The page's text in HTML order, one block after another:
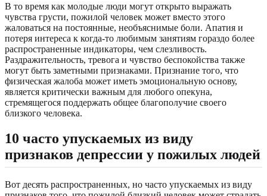
В то время как молодые люди могут открыто выражать
чувства грусти, пожилой человек может вместо этого
жаловаться на постоянные, необъяснимые боли. Апатия и
потеря интереса к когда-то любимым занятиям гораздо более
распространенные индикаторы, чем слезливость.
Раздражительность, тревога и чувство беспокойства также
могут быть заметными признаками. Признание того, что
физическая жалоба может иметь эмоциональную основу,
является критически важным для любого опекуна,
стремящегося поддержать общее благополучие своего
близкого человека.
10 часто упускаемых из виду
признаков депрессии у пожилых людей
Вот десять распространенных, но часто упускаемых из виду